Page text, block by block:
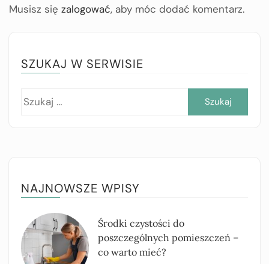
Musisz się zalogować, aby móc dodać komentarz.
SZUKAJ W SERWISIE
NAJNOWSZE WPISY
Środki czystości do
poszczególnych pomieszczeń –
co warto mieć?